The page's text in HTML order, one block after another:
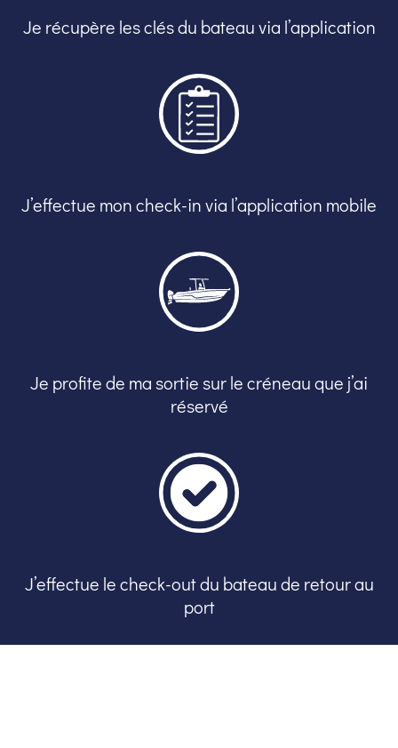
Je récupère les clés du bateau via l’application
J’effectue mon check-in via l’application mobile
Je profite de ma sortie sur le créneau que j’ai
réservé
J’effectue le check-out du bateau de retour au
port